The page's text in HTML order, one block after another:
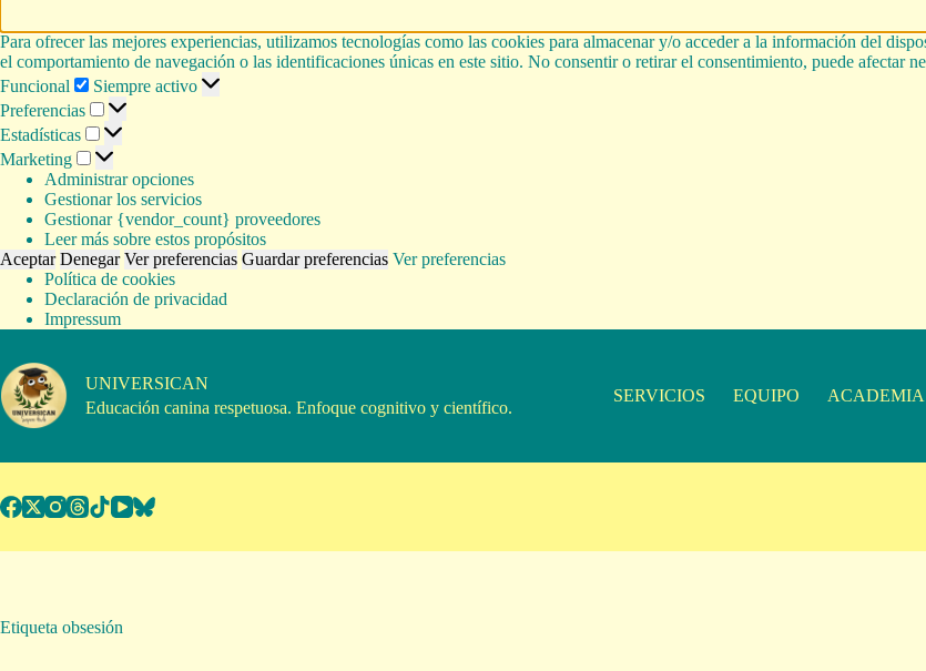
Para ofrecer las mejores experiencias, utilizamos tecnologías como las cookies para almacenar y/o acceder a la información del
el comportamiento de navegación o las identificaciones únicas en este sitio. No consentir o retirar el consentimiento, puede afectar
Funcional
Funcional
Siempre activo
Preferencias
Preferencias
Estadísticas Estadísticas
Marketing Marketing
Administrar opciones
Gestionar los servicios
Gestionar {vendor_count} proveedores
Leer más sobre estos propósitos
Aceptar Denegar Ver preferencias Guardar preferencias Ver preferencias
Política de cookies
Declaración de privacidad
Impressum
contenido
UNIVERSICAN
Educación canina respetuosa. Enfoque cognitivo y científico.
SERVICIOS EQUIPO ACADEMIA
Etiqueta obsesión